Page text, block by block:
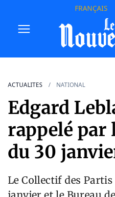
FRANÇAIS
ACTUALITES NATIONAL
Edgard
rappelé par
du 30
Le Collectif des